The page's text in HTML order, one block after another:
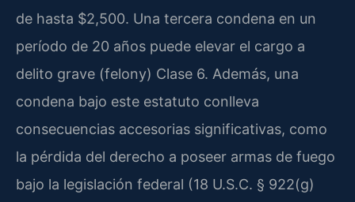
de hasta $2,500. Una tercera condena en un
período de 20 años puede elevar el cargo a
delito grave (felony) Clase 6. Además, una
condena bajo este estatuto conlleva
consecuencias accesorias significativas, como
la pérdida del derecho a poseer armas de fuego
bajo la legislación federal (18 U.S.C. § 922(g)